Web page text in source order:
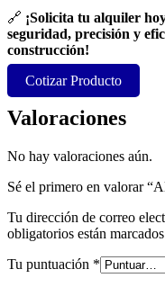
🔗 ¡Solicita tu alquiler
seguridad, precisión y
construcción!
Cotizar Producto
Valoraciones
No hay valoraciones aún.
Sé el primero en valorar
Tu dirección de correo
obligatorios están
Tu puntuación *